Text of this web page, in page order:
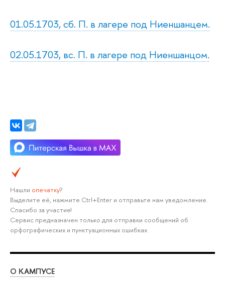
01.05.1703, сб. П. в лагере под Ниеншанцем.
02.05.1703, вс. П. в лагере под Ниеншанцом.
Нашли опечатку?
Выделите её, нажмите Ctrl+Enter и отправьте нам уведомление.
Спасибо за участие!
Сервис предназначен только для отправки сообщений об
орфографических и пунктуационных ошибках.
О КАМПУСЕ